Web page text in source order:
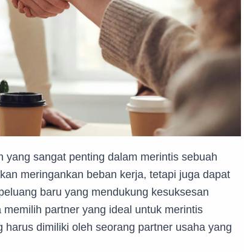
sangat penting dalam merintis sebuah
meringankan beban kerja, tetapi juga dapat
baru yang mendukung kesuksesan
partner yang ideal untuk merintis
dimiliki oleh seorang partner usaha yang